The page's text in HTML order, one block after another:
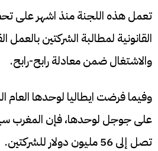
تعمل هذه اللجنة منذ اشهر على
القانونية لمطالبة الشركتين بالعمل
والاشتغال ضمن معادلة رابح-رابح.
على جوجل لوحدها، فإن المغرب
تصل إلى 56 مليون دولار للشركتين.